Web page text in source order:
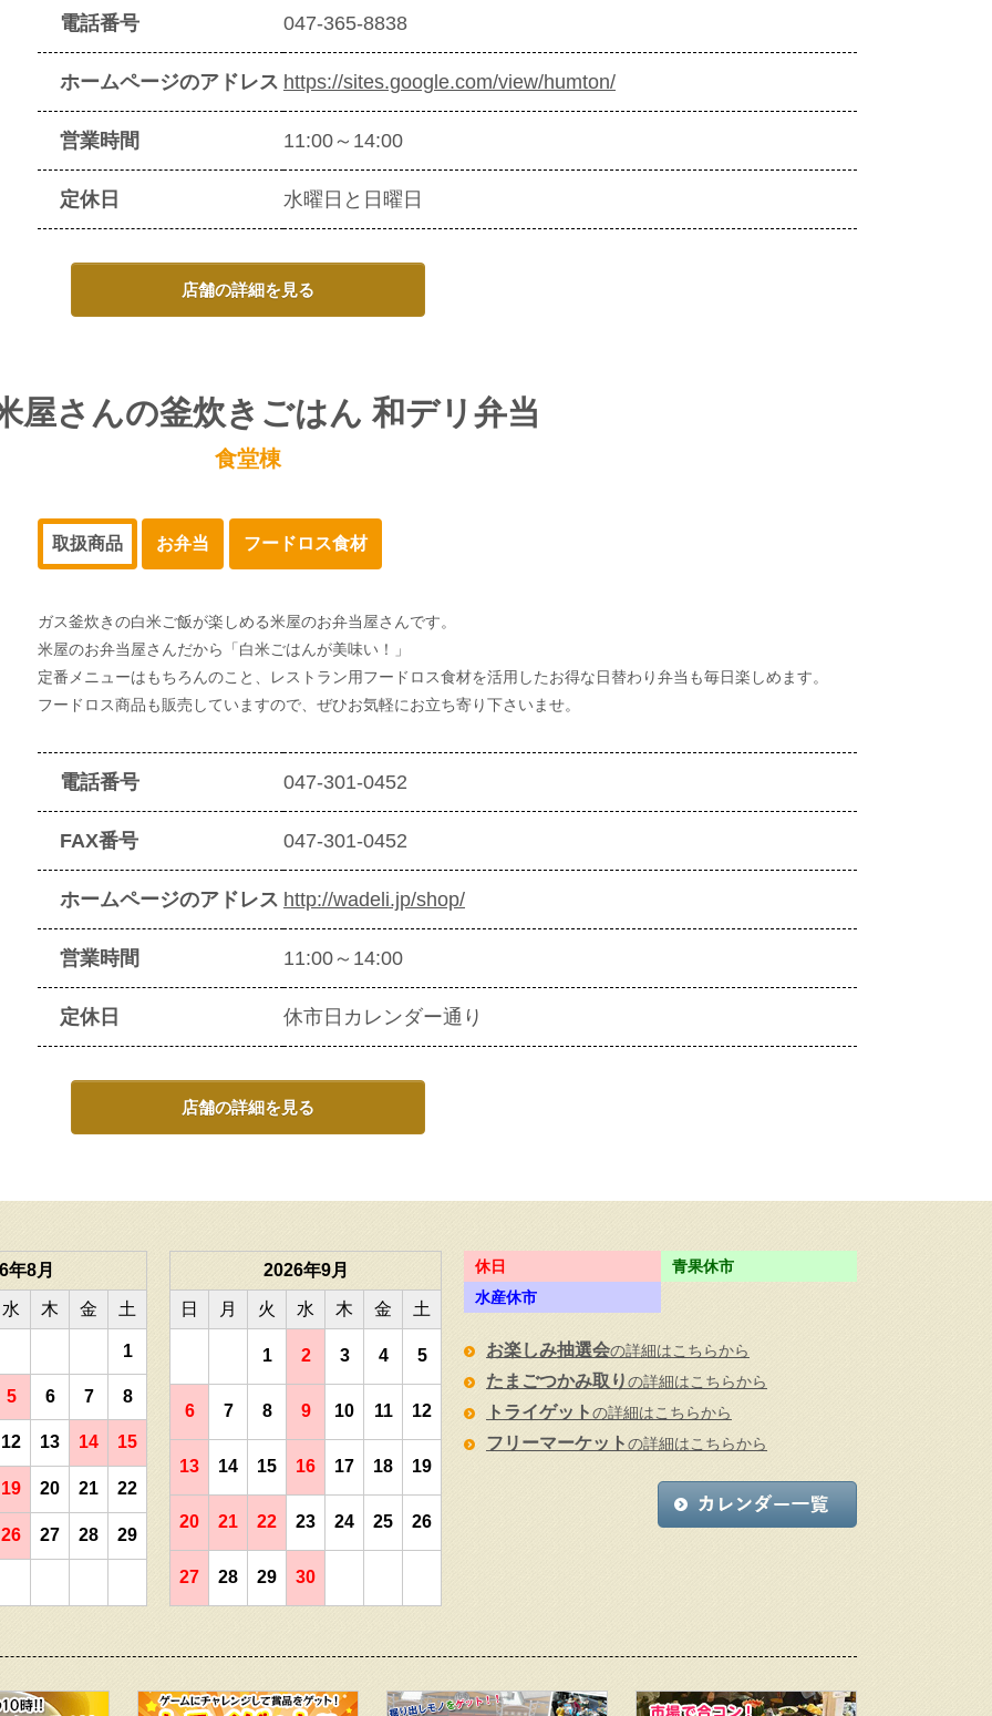
電話番号 047-365-8838
ホームページのアドレス https://sites.google.com/view/humton/
営業時間 11:00～14:00
定休日 水曜日と日曜日
店舗の詳細を見る
屋さんの釜炊きごはん 和デリ弁当
食堂棟
取扱商品 お弁当 フードロス食材
ガス釜炊きの白米ご飯が楽しめる米屋のお弁当屋さんです。
米屋のお弁当屋さんだから「白米ごはんが美味い！」
定番メニューはもちろんのこと、レストラン用フードロス食材を活用したお得な日替わり弁当も毎日楽しめます。
フードロス商品も販売していますので、ぜひお気軽にお立ち寄り下さいませ。
電話番号 047-301-0452
FAX番号 047-301-0452
ホームページのアドレス http://wadeli.jp/shop/
営業時間 11:00～14:00
定休日 休市日カレンダー通り
店舗の詳細を見る
年8月
水 木 金 土
1
5 6 7 8
12 13 14 15
19 20 21 22
26 27 28 29
2026年9月
日 月 火 水 木 金 土
1 2 3 4 5
6 7 8 9 10 11 12
13 14 15 16 17 18 19
20 21 22 23 24 25 26
27 28 29 30
休日
青果休市
水産休市
お楽しみ抽選会の詳細はこちらから
たまごつかみ取りの詳細はこちらから
トライゲットの詳細はこちらから
フリーマーケットの詳細はこちらから